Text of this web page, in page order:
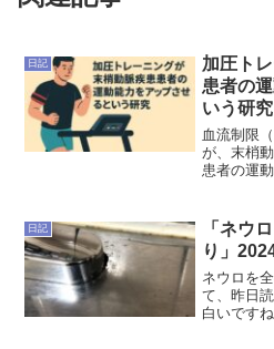
日記
加圧ト
患者の
いう研究
血流制限
が、末梢
患者の運
日記
「ネウ
り」
ネウロを
て、昨日
白いです